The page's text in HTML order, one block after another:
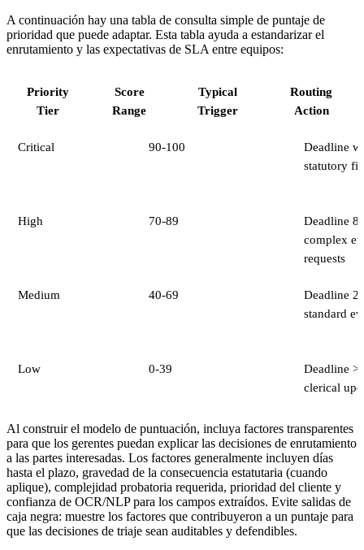
A continuación hay una tabla de consulta simple de puntaje de
prioridad que puede adaptar. Esta tabla ayuda a estandarizar el
enrutamiento y las expectativas de SLA entre equipos:
Priority
Tier
Score
Range
Typical
Trigger
Routing
Action
Critical 90-100
Deadline
statutory
High 70-89
Deadline
complex
requests
Medium 40-69
Deadline
standard
Low 0-39
Deadline
clerical
Al construir el modelo de puntuación, incluya factores transparentes
para que los gerentes puedan explicar las decisiones de enrutamiento
a las partes interesadas. Los factores generalmente incluyen días
hasta el plazo, gravedad de la consecuencia estatutaria (cuando
aplique), complejidad probatoria requerida, prioridad del cliente y
confianza de OCR/NLP para los campos extraídos. Evite salidas de
caja negra: muestre los factores que contribuyeron a un puntaje para
que las decisiones de triaje sean auditables y defendibles.